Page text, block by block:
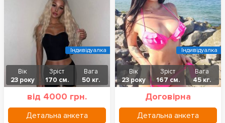
Вік
23 року
Зріст
170 см.
Вага
50 кг.
від 4000 грн.
Детальна анкета
Індивідуалка
Вік
23 року
Зріст
167 см.
Вага
45 кг.
Договірна
Детальна анкета
Індивідуалка